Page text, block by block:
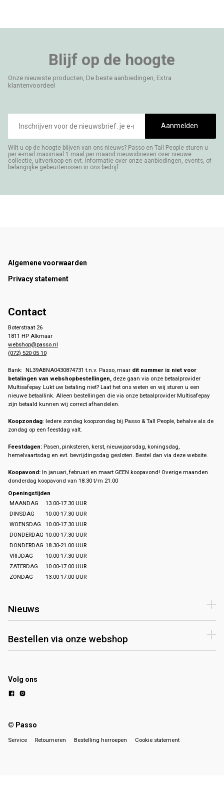
Blijf op de hoogte
Onze nieuwste producten, De beste aanbiedingen, Extra
klantenvoordeel
mailadres
Aanmelden
Wilt u op de hoogte blijven van ons nieuws? Passo en Tall People sturen u
per e-mail maximaal 1 maal per maand nieuwsbrieven over nieuwe
collectie, uitverkoop en evt. informatie over onze aanbiedingen, events, of
belangrijke gebeurtenissen in ons bedrijf.
Footer
Algemene voorwaarden
Privacy statement
Contact
Boterstraat 26
1811 HP Alkmaar
webshop@passo.nl
(072) 520 05 10
Bank: NL39ABNA0430874731 t.n.v. Passo, maar dit nummer is niet voor
betalingen van webshopbestellingen, deze gaan via onze betaalprovider
Multisafepay. Lukt uw betaling niet? Laat het ons weten en wij sturen u een
nieuwe betaallink. Alleen bestellingen die via onze betaalprovider Multisafepay
zijn betaald kunnen wij correct afhandelen.
Koopzondag: Iedere zondag koopzondag bij Passo & Tall People, behalve als de
zondag op een feestdag valt.
Feestdagen: Pasen, pinksteren, kerst, nieuwjaarsdag, koningsdag,
hemelvaartsdag en evt. bevrijdingsdag gesloten. Bestel dan via deze website.
Koopavond: In januari, februari en maart GEEN koopavond! Overige maanden
donderdag koopavond van 18.30 t/m 21.00
Openingstijden
MAANDAG
13.00-17.30 UUR
DINSDAG
10.00-17.30 UUR
WOENSDAG
10.00-17.30 UUR
DONDERDAG 10.00-17.30 UUR
DONDERDAG 18.30-21.00 UUR
VRIJDAG
10.00-17.30 UUR
ZATERDAG
10.00-17.00 UUR
ZONDAG
13.00-17.00 UUR
Nieuws
Bestellen via onze webshop
Volg ons
© Passo
Service Retourneren Bestelling herroepen Cookie statement